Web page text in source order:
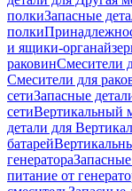
полкиЗапасные
полки
и ящики-
раковинСмесители
Смесители для
сетиЗапасные
сетиВертикальный
детали для
батарей
генератора
питание от